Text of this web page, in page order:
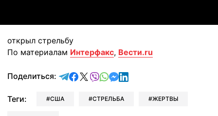
открыл стрельбу
По материалам Интерфакс, Вести.ru
Поделиться: отправить в Telegram
поделиться в Facebook
поделиться в X
отправить в Viber
отправить в Whatsapp
отправить в Messenger
отправить в LinkedIn
Теги: США СТРЕЛЬБА ЖЕРТВЫ